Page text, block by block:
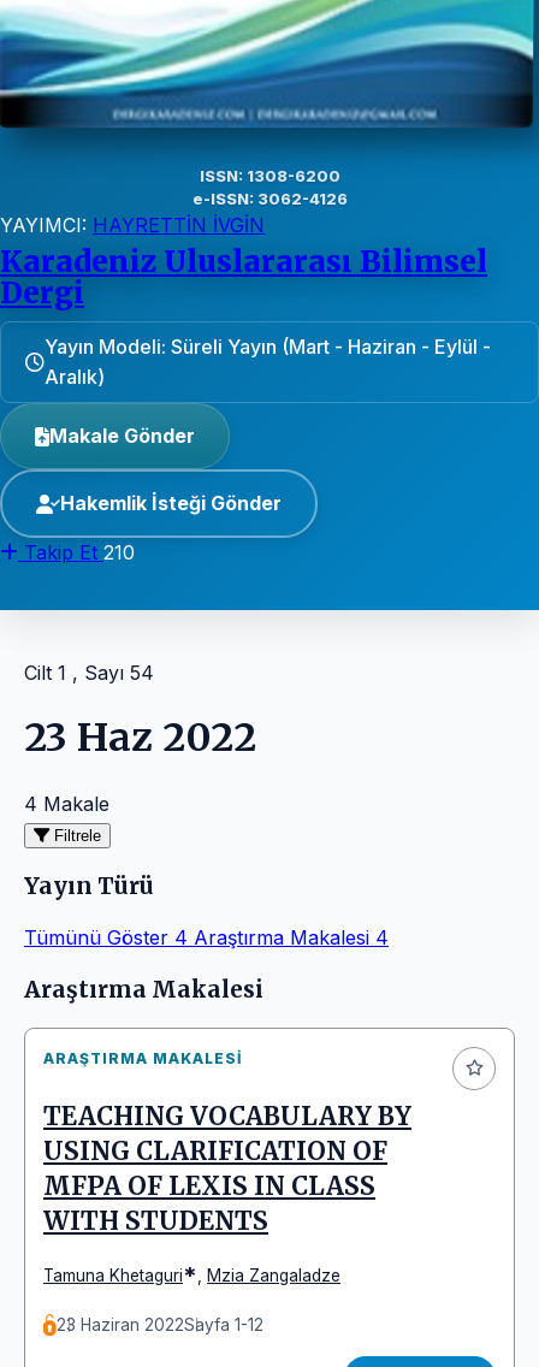
ISSN: 1308-6200
e-ISSN: 3062-4126
YAYIMCI: HAYRETTİN İVGİN
Karadeniz Uluslararası Bilimsel
Dergi
Yayın Modeli: Süreli Yayın (Mart - Haziran - Eylül -
Aralık)
Makale Gönder
Hakemlik İsteği Gönder
Takip Et 210
Cilt 1 , Sayı 54
23 Haz 2022
4 Makale
Filtrele
Yayın Türü
Tümünü Göster 4 Araştırma Makalesi 4
Makaleler
Araştırma Makalesi
ARAŞTIRMA MAKALESI
TEACHING VOCABULARY BY
USING CLARIFICATION OF
MFPA OF LEXIS IN CLASS
WITH STUDENTS
Tamuna Khetaguri* Mzia Zangaladze
23 Haziran 2022Sayfa 1-12